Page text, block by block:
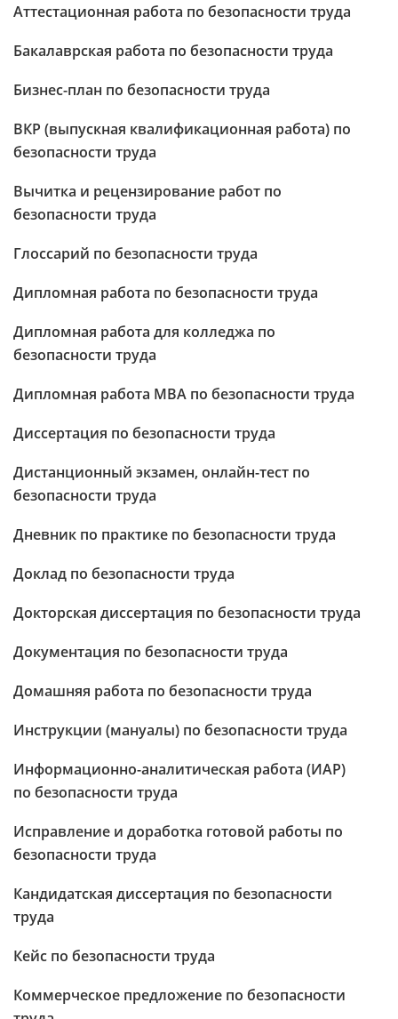
Аттестационная работа по безопасности труда
Бакалаврская работа по безопасности труда
Бизнес-план по безопасности труда
ВКР (выпускная квалификационная работа) по
безопасности труда
Вычитка и рецензирование работ по
безопасности труда
Глоссарий по безопасности труда
Дипломная работа по безопасности труда
Дипломная работа для колледжа по
безопасности труда
Дипломная работа МВА по безопасности труда
Диссертация по безопасности труда
Дистанционный экзамен, онлайн-тест по
безопасности труда
Дневник по практике по безопасности труда
Доклад по безопасности труда
Докторская диссертация по безопасности труда
Документация по безопасности труда
Домашняя работа по безопасности труда
Инструкции (мануалы) по безопасности труда
Информационно-аналитическая работа (ИАР)
по безопасности труда
Исправление и доработка готовой работы по
безопасности труда
Кандидатская диссертация по безопасности
труда
Кейс по безопасности труда
Коммерческое предложение по безопасности